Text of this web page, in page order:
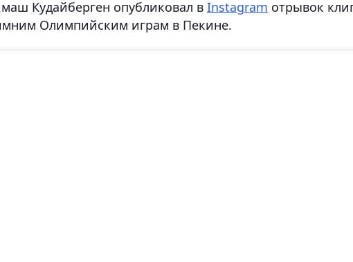
Кудайберген опубликовал в Instagram отрывок
Олимпийским играм в Пекине.